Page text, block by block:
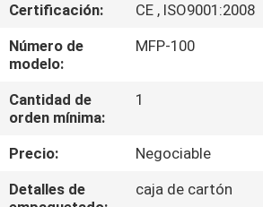
SOBRE
NOSOTROS
TOUR
LA
FÁBRICA
Certificación:
CE , ISO9001:2008
Número de
modelo:
MFP-100
Cantidad de
orden mínima:
1
Precio:
Negociable
Detalles de
caja de cartón